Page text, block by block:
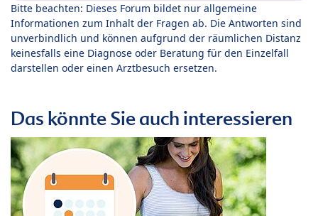
Bitte beachten: Dieses Forum bildet nur allgemeine
Informationen zum Inhalt der Fragen ab. Die Antworten sind
unverbindlich und können aufgrund der räumlichen Distanz
keinesfalls eine Diagnose oder Beratung für den Einzelfall
darstellen oder einen Arztbesuch ersetzen.
Das könnte Sie auch interessieren